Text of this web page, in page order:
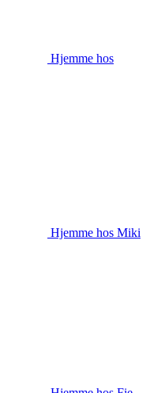
Hjemme hos
Hjemme hos Miki